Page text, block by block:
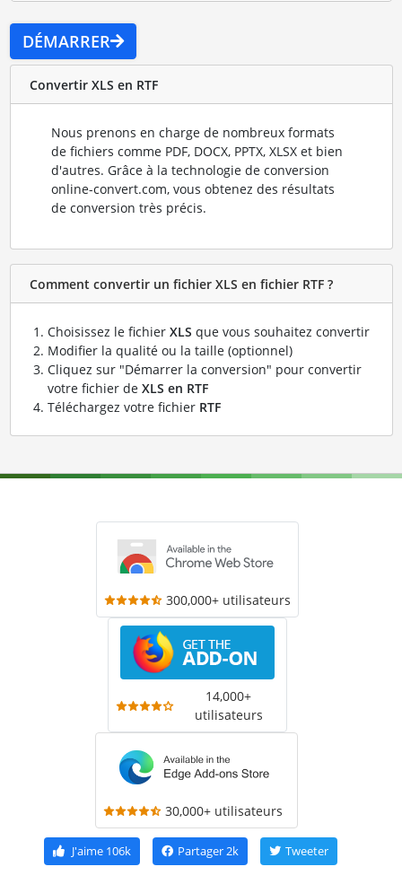
DÉMARRER
Convertir XLS en RTF
Nous prenons en charge de nombreux formats
de fichiers comme PDF, DOCX, PPTX, XLSX et bien
d'autres. Grâce à la technologie de conversion
online-convert.com, vous obtenez des résultats
de conversion très précis.
Comment convertir un fichier XLS en fichier RTF ?
Choisissez le fichier XLS que vous souhaitez convertir
Modifier la qualité ou la taille (optionnel)
Cliquez sur "Démarrer la conversion" pour convertir
votre fichier de XLS en RTF
Téléchargez votre fichier RTF
300,000+ utilisateurs
14,000+
utilisateurs
30,000+ utilisateurs
J'aime106k Partager2k Tweeter